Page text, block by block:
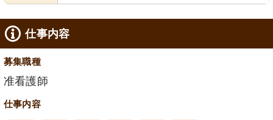
仕事内容
募集職種
准看護師
仕事内容